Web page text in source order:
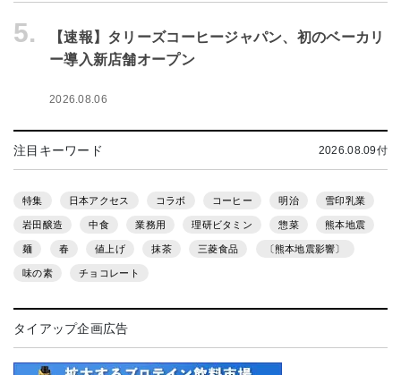
5.
【速報】タリーズコーヒージャパン、初のベーカリ
ー導入新店舗オープン
2026.08.06
注目キーワード 2026.08.09付
特集 日本アクセス コラボ コーヒー 明治 雪印乳業
岩田醸造 中食 業務用 理研ビタミン 惣菜 熊本地震
麺 春 値上げ 抹茶 三菱食品 〔熊本地震影響〕
味の素 チョコレート
タイアップ企画広告